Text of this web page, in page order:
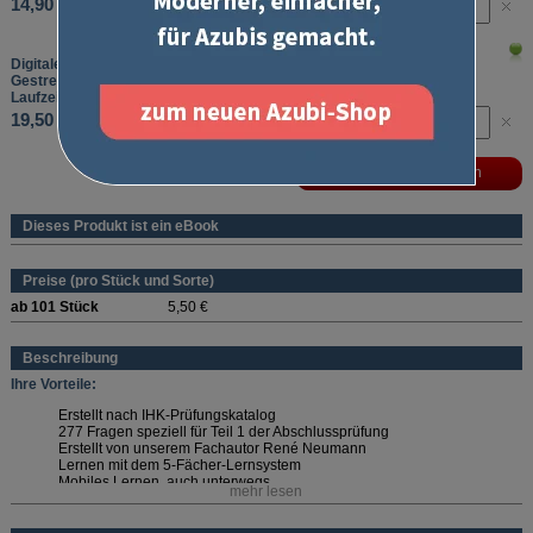
14,90 €
Digitale Lernkarten - IT-Berufe
Gestreckte Abschlussprüfung Teil 1
Laufzeit: 12 Monate
19,50 €
Dieses Produkt ist ein eBook
Preise (pro Stück und Sorte)
ab 101 Stück
5,50 €
Beschreibung
Ihre Vorteile:
Erstellt nach IHK-Prüfungskatalog
277 Fragen speziell für Teil 1 der Abschlussprüfung
Erstellt von unserem Fachautor René Neumann
Lernen mit dem 5-Fächer-Lernsystem
Mobiles Lernen, auch unterwegs
mehr lesen